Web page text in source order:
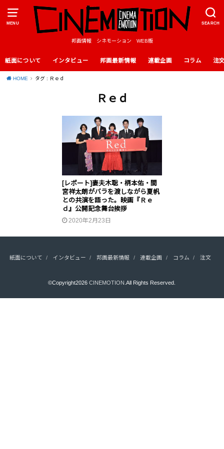
MENU SEARCH
邦画情報 シネモーション WEB版
紙面について インタビュー 邦画最新情報 連載企画 コラム 注
HOME タグ : Ｒｅｄ
Ｒｅｄ
[レポート]妻夫木聡・柄本佑・間
宮祥太朗がバラを渡しながら夏帆
との共演を語った。映画『Ｒｅ
ｄ』公開記念舞台挨拶
2020年2月23日
紙面について インタビュー 邦画最新情報 連載企画 コラム 注文
©Copyright2026CINEMOTION .All Rights Reserved.